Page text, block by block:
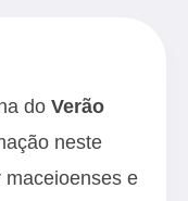
do Verão
neste
maceioenses e